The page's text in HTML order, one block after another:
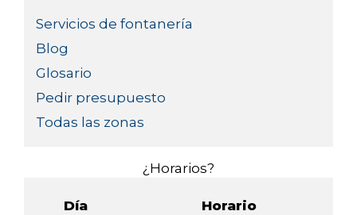
Servicios de fontanería
Blog
Glosario
Pedir presupuesto
Todas las zonas
¿Horarios?
Día Horario